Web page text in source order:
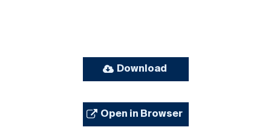
Download
Open in Browser